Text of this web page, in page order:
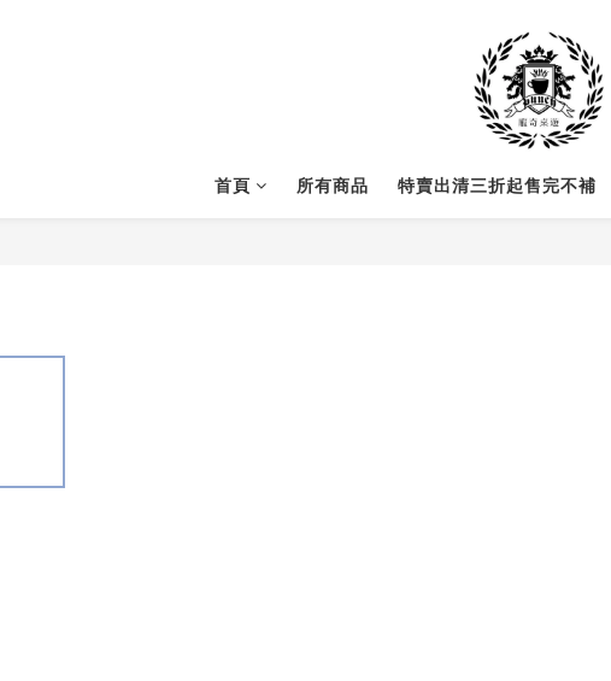
首頁 所有商品 特賣出清三折起售完不補